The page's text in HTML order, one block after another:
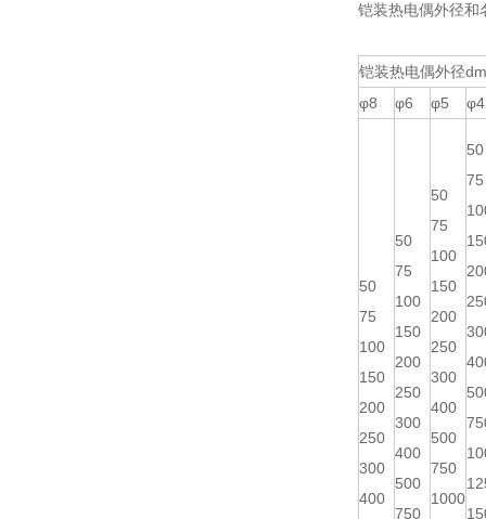
铠装热电偶外径和
铠装热电偶外径
φ8
φ6 φ5 φ4
50
75
100
150
200
250
300
400
50
75
100
150
200
250
300
400
500
750
50
75
100
150
200
250
300
400
500
750
1000
50
75